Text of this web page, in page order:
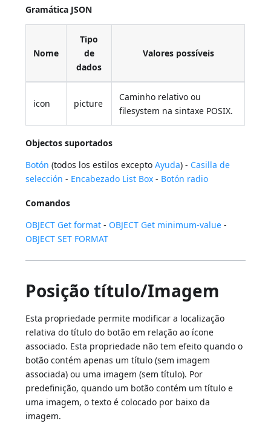
Gramática JSON
Nome
Tipo
de
dados
Valores possíveis
icon picture
Caminho relativo ou
filesystem na sintaxe POSIX.
Objectos suportados
Botón (todos los estilos exceptoAyuda) - Casilla de
selección - Encabezado List Box - Botón radio
Comandos
OBJECT Get format - OBJECT Get minimum-value -
OBJECT SET FORMAT
Posição título/Imagem
Esta propriedade permite modificar a localização
relativa do título do botão em relação ao ícone
associado. Esta propriedade não tem efeito quando o
botão contém apenas um título (sem imagem
associada) ou uma imagem (sem título). Por
predefinição, quando um botão contém um título e
uma imagem, o texto é colocado por baixo da
imagem.